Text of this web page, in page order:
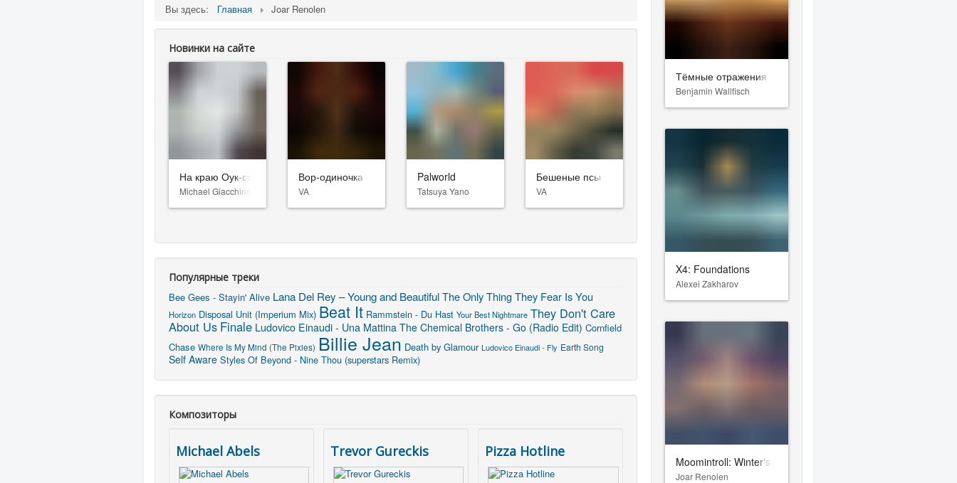
Вы здесь: Главная Joar Renolen
Новинки на сайте
На краю Оук-стрит
Michael Giacchino
Вор-одиночка
VA
Palworld
Tatsuya Yano
Бешеные псы
VA
Популярные треки
Bee Gees - Stayin' Alive Lana Del Rey – Young and BeautifulThe Only Thing They Fear Is You
Horizon Disposal Unit (Imperium Mix) Beat It Rammstein - Du Hast Your Best Nightmare They Don't Care
About Us Finale Ludovico Einaudi - Una Mattina The Chemical Brothers - Go (Radio Edit) Cornfield
Chase Where Is My Mind (The Pixies) Billie Jean Death by Glamour Ludovico Einaudi - Fly Earth Song
Self Aware Styles Of Beyond - Nine Thou (superstars Remix)
Композиторы
Michael Abels Trevor Gureckis Pizza Hotline
Тёмные отражения
Benjamin Wallfisch
X4: Foundations
Alexei Zakharov
Moomintroll: Winter's Warmth
Joar Renolen